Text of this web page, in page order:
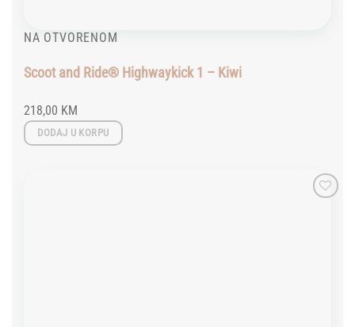
NA OTVORENOM
Scoot and Ride® Highwaykick 1 – Kiwi
218,00 KM
DODAJ U KORPU